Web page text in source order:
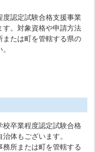
認定試験合格支援事業
す。対象資格や申請方法
または町を管轄する県の
卒業程度認定試験合格
体もございます。
所または町を管轄する